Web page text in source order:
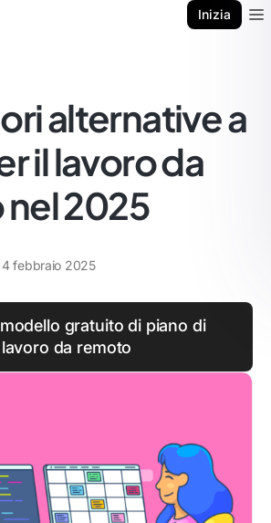
Inizia
alternative a
il lavoro da
2025
4 febbraio 2025
gratuito di piano di
lavoro da remoto